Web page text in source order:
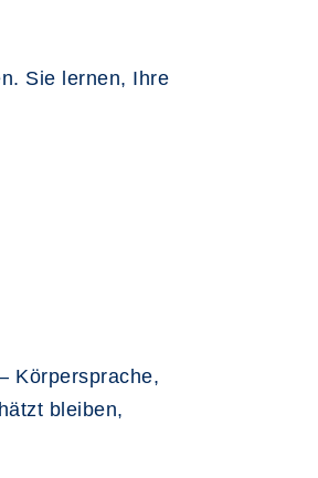
Sie lernen, Ihre
Körpersprache,
bleiben,